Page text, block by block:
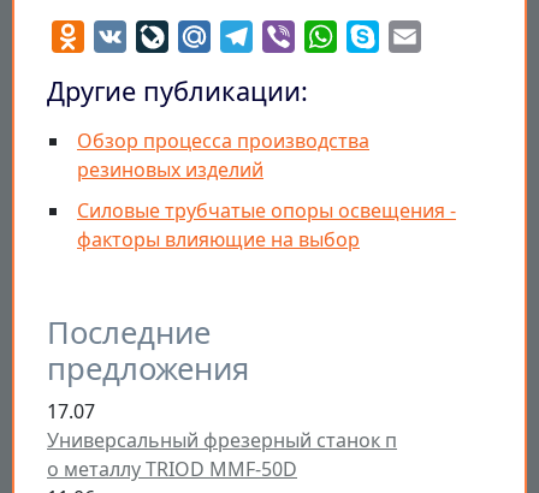
Последние
предложения
17.07
Универсальный фрезерный станок п
о металлу TRIOD MMF-50D
Odnoklassniki
VK LiveJournal
Mail.RuTelegram
Viber WhatsApp
Skype
Другие публикации:
Обзор процесса производства
резиновых изделий
Силовые трубчатые опоры освещения -
факторы влияющие на выбор